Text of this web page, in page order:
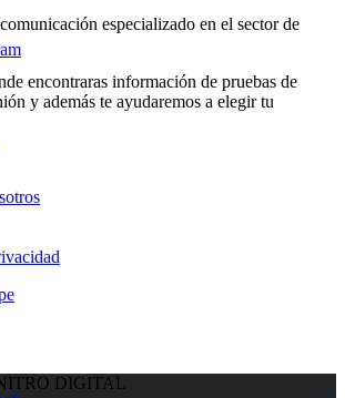
especializado en el sector de
encontraras información de pruebas de
y además te ayudaremos a elegir tu
DIGITAL